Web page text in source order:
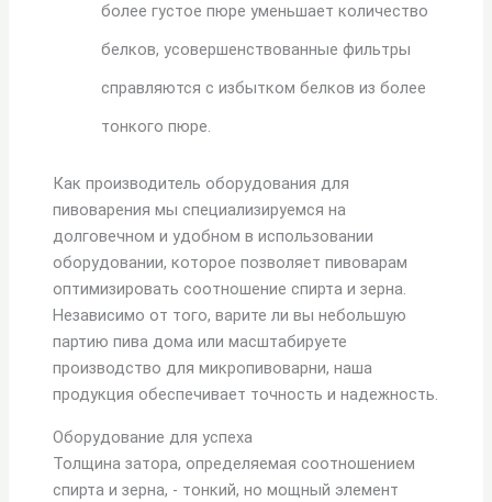
более густое пюре уменьшает количество
белков, усовершенствованные фильтры
справляются с избытком белков из более
тонкого пюре.
Как производитель оборудования для
пивоварения мы специализируемся на
долговечном и удобном в использовании
оборудовании, которое позволяет пивоварам
оптимизировать соотношение спирта и зерна.
Независимо от того, варите ли вы небольшую
партию пива дома или масштабируете
производство для микропивоварни, наша
продукция обеспечивает точность и надежность.
Оборудование для успеха
Толщина затора, определяемая соотношением
спирта и зерна, - тонкий, но мощный элемент